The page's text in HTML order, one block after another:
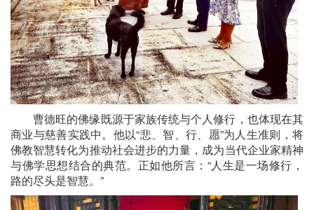
曹德旺的佛缘既源于家族传统与个人修行，也体现在其
商业与慈善实践中。他以“悲、智、行、愿”为人生准则，将
佛教智慧转化为推动社会进步的力量，成为当代企业家精神
与佛学思想结合的典范。正如他所言：“人生是一场修行，
路的尽头是智慧。”